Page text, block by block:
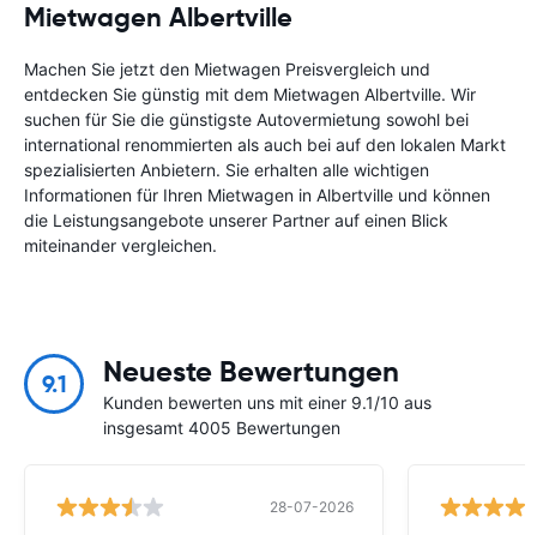
Mietwagen Albertville
Machen Sie jetzt den Mietwagen Preisvergleich und
entdecken Sie günstig mit dem Mietwagen Albertville. Wir
suchen für Sie die günstigste Autovermietung sowohl bei
international renommierten als auch bei auf den lokalen Markt
spezialisierten Anbietern. Sie erhalten alle wichtigen
Informationen für Ihren Mietwagen in Albertville und können
die Leistungsangebote unserer Partner auf einen Blick
miteinander vergleichen.
9.1 Neueste Bewertungen
Kunden bewerten uns mit einer 9.1/10 aus
insgesamt 4005 Bewertungen
28-07-2026